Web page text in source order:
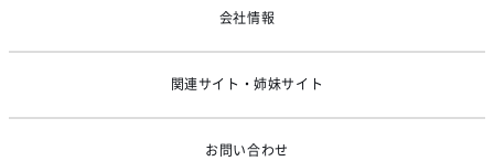
会社情報
関連サイト・姉妹サイト
お問い合わせ